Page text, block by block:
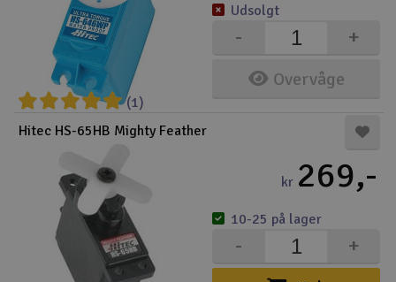
(1)
Overvåge
+
-
Udsolgt
Hitec HS-65HB Mighty Feather
kr 269,-
+
-
10-25 på lager